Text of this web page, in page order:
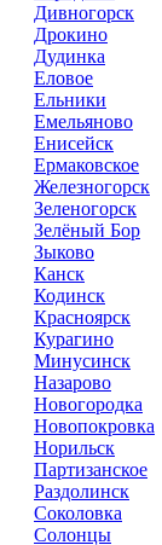
Дивногорск
Дрокино
Дудинка
Еловое
Ельники
Емельяново
Енисейск
Ермаковское
Железногорск
Зеленогорск
Зелёный Бор
Зыково
Канск
Кодинск
Красноярск
Курагино
Минусинск
Назарово
Новогородка
Новопокровка
Норильск
Партизанское
Раздолинск
Соколовка
Солонцы